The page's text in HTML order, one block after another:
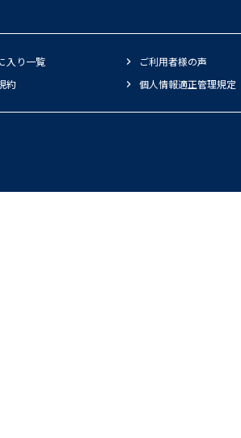
入り一覧
ご利用者様の声
約 個人情報適正管理規定